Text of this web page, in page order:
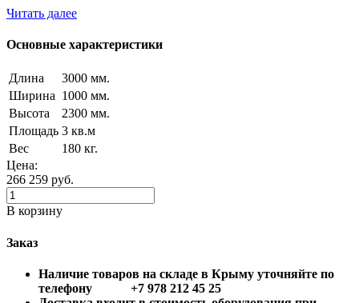
Читать далее
Основные характеристики
Длина
3000 мм.
Ширина 1000 мм.
Высота
2300 мм.
Площадь 3 кв.м
Вес
180 кг.
Цена:
266 259 руб.
В корзину
Заказ
Наличие товаров на складе в Крыму уточняйте по
телефону +7 978 212 45 25